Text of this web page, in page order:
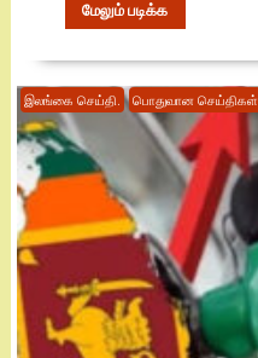
மேலும் படிக்க
இலங்கை செய்தி. பொதுவான செய்திகள்